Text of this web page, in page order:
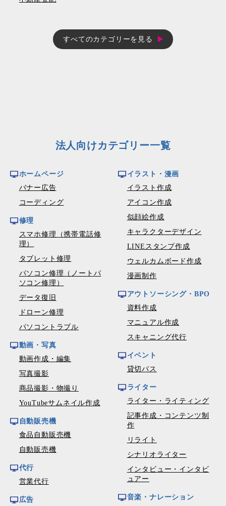
すべてのカテゴリーを見る
法人向けカテゴリー一覧
ホームページ
バナー広告
コーディング
修理
スマホ修理（携帯電話修
理）
タブレット修理
パソコン修理（ノートパ
ソコン修理）
データ復旧
ドローン修理
パソコントラブル
動画・写真
動画作成・編集
写真撮影
商品撮影・物撮り
YouTubeサムネイル作成
自動販売機
食品自動販売機
自動販売機
代行
営業代行
広告
イラスト・漫画
イラスト作成
アイコン作成
似顔絵作成
キャラクターデザイン
LINEスタンプ作成
ウェルカムボード作成
漫画制作
アウトソーシング・BPO
資料作成
マニュアル作成
スキャニング代行
イベント
貸切バス
ライター
ライター・ライティング
記事作成・コンテンツ制
作
リライト
シナリオライター
インタビュー・インタビ
ュアー
音楽・ナレーション